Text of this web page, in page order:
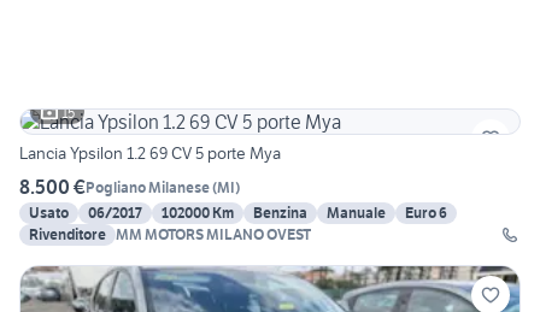
15
Lancia Ypsilon 1.2 69 CV 5 porte Mya
8.500 €Pogliano Milanese(MI)
Usato
06/2017 102000 Km Benzina Manuale
Euro 6
Rivenditore MM MOTORS MILANO OVEST